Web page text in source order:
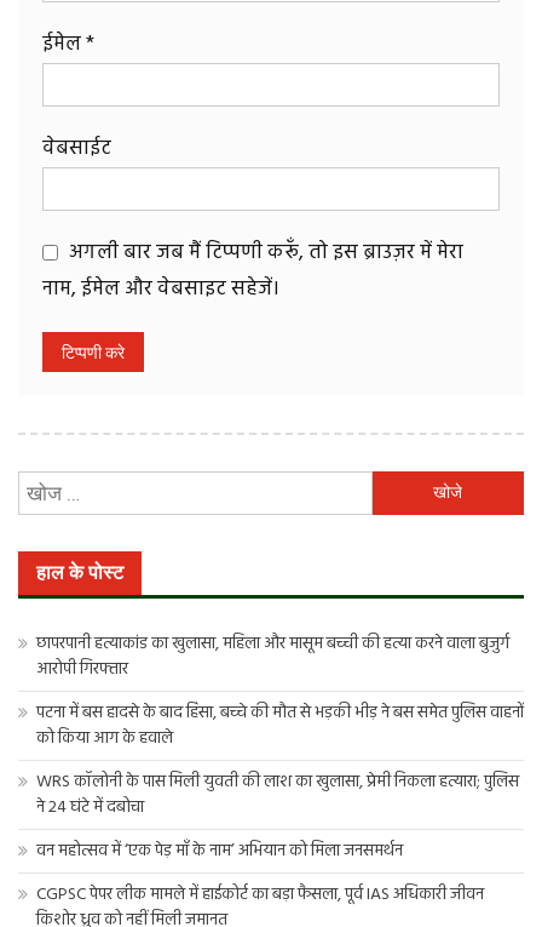
ईमेल*
वेबसाईट
अगली बार जब मैं टिप्पणी करूँ, तो इस ब्राउज़र में मेरा
नाम, ईमेल और वेबसाइट सहेजें।
को
हाल के पोस्ट
छापरपानी हत्याकांड का खुलासा, महिला और मासूम बच्ची की हत्या करने वाला बुजुर्ग
आरोपी गिरफ्तार
पटना में बस हादसे के बाद हिंसा, बच्चे की मौत से भड़की भीड़ ने बस समेत पुलिस वाहनों
को किया आग के हवाले
WRS कॉलोनी के पास मिली युवती की लाश का खुलासा, प्रेमी निकला हत्यारा; पुलिस
ने 24 घंटे में दबोचा
वन महोत्सव में ‘एक पेड़ माँ के नाम’ अभियान को मिला जनसमर्थन
CGPSC पेपर लीक मामले में हाईकोर्ट का बड़ा फैसला, पूर्व IAS अधिकारी जीवन
किशोर ध्रुव को नहीं मिली जमानत